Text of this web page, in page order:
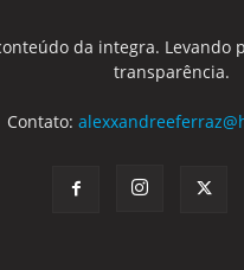
da integra. Levando
transparência.
Contato: